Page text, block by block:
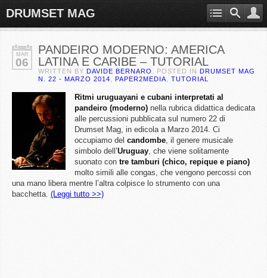
DRUMSET MAG
MAR
06
PANDEIRO MODERNO: AMERICA
LATINA E CARIBE – TUTORIAL
WRITTEN BY DAVIDE BERNARO . POSTED IN DRUMSET MAG
N. 22 - MARZO 2014
PAPER2MEDIA TUTORIAL
Ritmi uruguayani e cubani interpretati al
pandeiro (moderno) nella rubrica didattica dedicata
alle percussioni pubblicata sul numero 22 di
Drumset Mag, in edicola a Marzo 2014. Ci
occupiamo del candombe, il genere musicale
simbolo dell’Uruguay, che viene solitamente
suonato con tre tamburi (chico, repique e piano)
molto simili alle congas, che vengono percossi con
una mano libera mentre l’altra colpisce lo strumento con una
bacchetta. (Leggi tutto >>)